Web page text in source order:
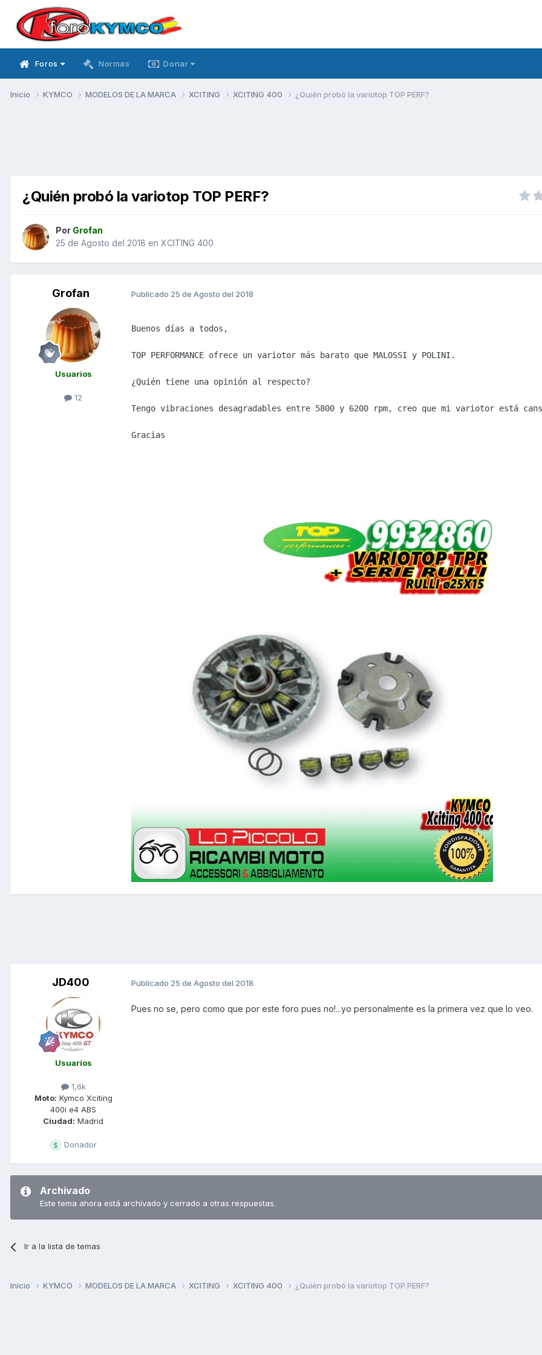
Foros Normas Donar
Inicio KYMCO MODELOS DE LA MARCA XCITING XCITING 400 ¿Quién probó la variotop TOP PERF?
¿Quién probó la variotop TOP PERF?
Por Grofan
25 de Agosto del 2018 en XCITING 400
Grofan
Usuarios
12
Publicado 25 de Agosto del 2018
Buenos días a todos,
TOP PERFORMANCE ofrece un variotor más barato que MALOSSI y POLINI.
¿Quién tiene una opinión al respecto?
Tengo vibraciones desagradables entre 5800 y 6200 rpm, creo que mi variotor está
Gracias
JD400
Usuarios
1,6k
Moto: Kymco Xciting
400i e4 ABS
Ciudad: Madrid
Donador
Publicado 25 de Agosto del 2018
Pues no se, pero como que por este foro pues no!...yo personalmente es la primera vez que lo veo.
Archivado
Este tema ahora está archivado y cerrado a otras respuestas.
Ir a la lista de temas
Inicio KYMCO MODELOS DE LA MARCA XCITING XCITING 400 ¿Quién probó la variotop TOP PERF?